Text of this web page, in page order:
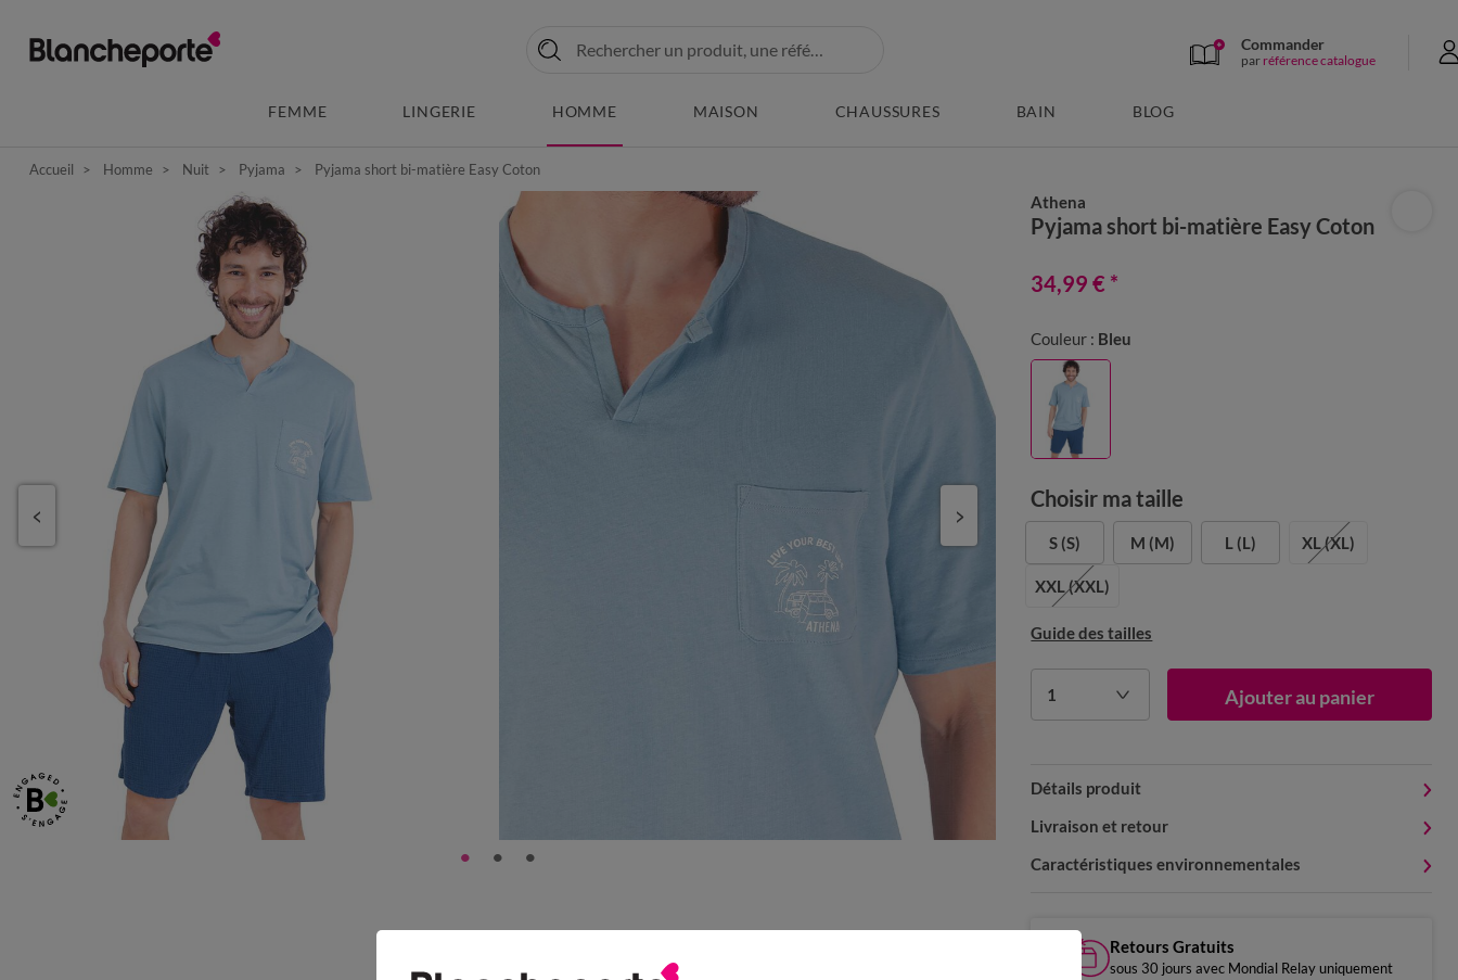
Commander
par référence catalogue
FEMME LINGERIE HOMME MAISON CHAUSSURES BAIN BLOG
Accueil Homme Nuit Pyjama Pyjama short bi-matière Easy Coton
Athena
Pyjama short bi-matière Easy Coton
34,99 € *
Couleur : Bleu
Choisir ma taille
S (S) M (M) L (L) XL(XL)
XXL(XXL)
Guide des tailles
1 Ajouter au panier
Détails produit
Livraison et retour
Caractéristiques environnementales
Retours Gratuits
sous 30 jours avec Mondial Relay uniquement